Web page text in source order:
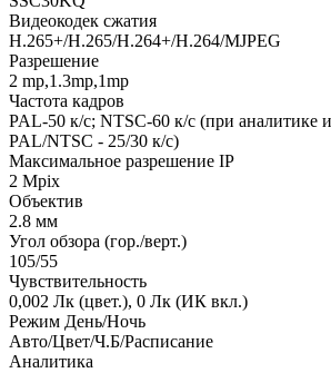
Видеокодек сжатия
H.265+/H.265/H.264+/H.264/MJPEG
Разрешение
2 mp,1.3mp,1mp
Частота кадров
PAL-50 к/с; NTSC-60 к/с (при аналитике
PAL/NTSC - 25/30 к/с)
Максимальное разрешение IP
2 Mpix
Объектив
2.8 мм
Угол обзора (гор./верт.)
105/55
Чувствительность
0,002 Лк (цвет.), 0 Лк (ИК вкл.)
Режим День/Ночь
Авто/Цвет/Ч.Б/Расписание
Аналитика